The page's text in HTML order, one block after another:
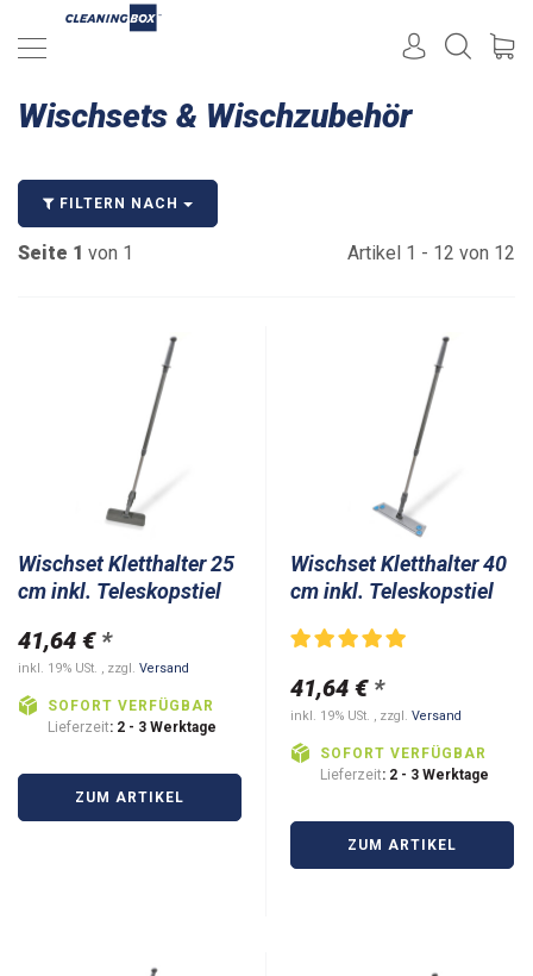
Wischsets & Wischzubehör
FILTERN NACH
Seite 1 von 1 Artikel 1 - 12 von 12
Wischset Kletthalter 25
cm inkl. Teleskopstiel
41,64 € *
inkl. 19% USt. , zzgl. Versand
SOFORT VERFÜGBAR
Lieferzeit: 2 - 3 Werktage
ZUM ARTIKEL
Wischset Kletthalter 40
cm inkl. Teleskopstiel
41,64 € *
inkl. 19% USt. , zzgl. Versand
SOFORT VERFÜGBAR
Lieferzeit: 2 - 3 Werktage
ZUM ARTIKEL